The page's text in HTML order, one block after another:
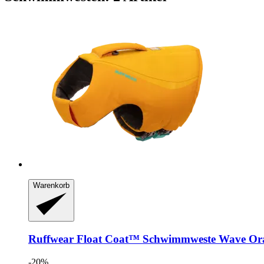
Warenkorb
Ruffwear Float Coat™ Schwimmweste Wave
-20%